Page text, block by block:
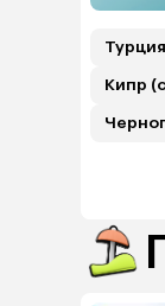
Турция
Кипр